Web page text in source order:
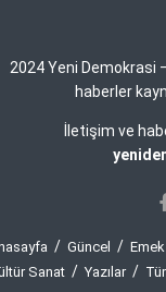
2024 Yeni Demokrasi
haberler
İletişim ve
Güncel Emek
Sanat
Yazılar